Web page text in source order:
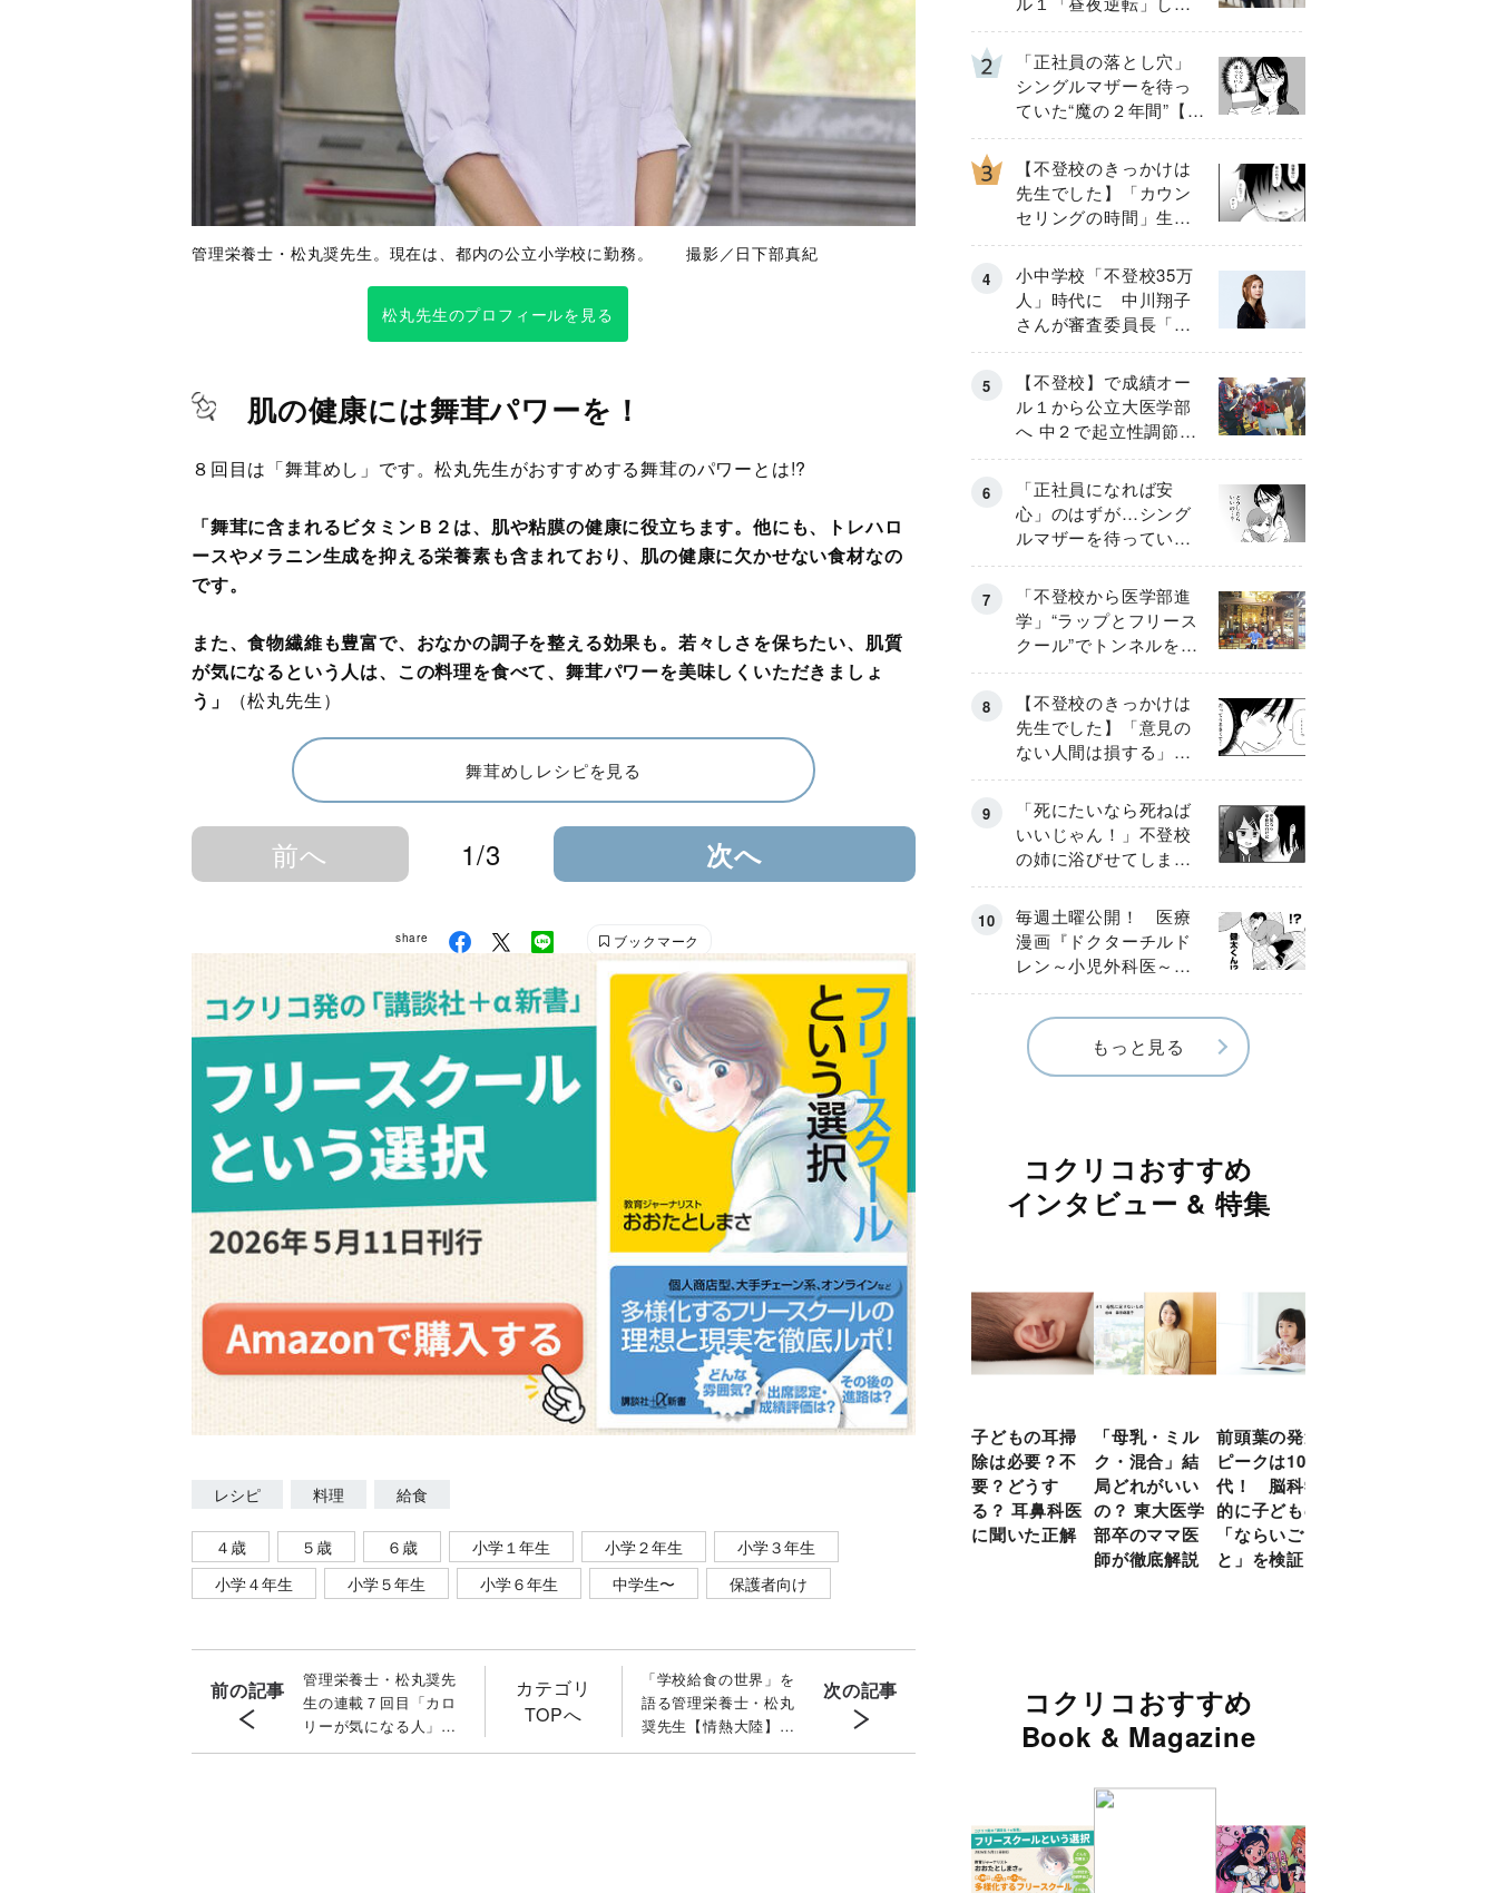
管理栄養士・松丸奨先生。現在は、都内の公立小学校に勤務。 撮影／日下部真紀
松丸先生のプロフィールを見る
肌の健康には舞茸パワーを！
８回目は「舞茸めし」です。松丸先生がおすすめする舞茸のパワーとは!?
「舞茸に含まれるビタミンＢ２は、肌や粘膜の健康に役立ちます。他にも、トレハロ
ースやメラニン生成を抑える栄養素も含まれており、肌の健康に欠かせない食材なの
です。
また、食物繊維も豊富で、おなかの調子を整える効果も。若々しさを保ちたい、肌質
が気になるという人は、この料理を食べて、舞茸パワーを美味しくいただきましょ
う」
（松丸先生）
舞茸めしレシピを見る
前へ 1/3 次へ
share ブックマーク
レシピ 料理 給食
４歳 ５歳 ６歳 小学１年生 小学２年生
小学３年生
小学４年生
小学５年生 小学６年生 中学生〜 保護者向け
前の記事
管理栄養士・松丸奨先
生の連載７回目「カロ
リーが気になる人」へ
向けたレシピ
カテゴリ
TOPへ
「学校給食の世界」を
語る管理栄養士・松丸
奨先生【情熱大陸】に
出演決定！ 「ウイン
次の記事
わが子を”夜遊び”に連れ
出した母の気づき
「正社員の落とし穴」
シングルマザーを待っ
ていた“魔の２年間”【後
編】
【不登校のきっかけは
先生でした】「カウン
セリングの時間」生徒
の情報をバラしたの
は…《第２話》
小中学校「不登校35万
人」時代に 中川翔子
さんが審査委員長「不
登校生動画甲子園
2026」が開催
【不登校】で成績オー
ル１から公立大医学部
へ 中２で起立性調節障
害「治るまで３年」の
診断 そのとき母は
「正社員になれば安
心」のはずが…シング
ルマザーを待ってい
た“魔の２年間”【前編】
「不登校から医学部進
学」“ラップとフリース
クール”でトンネルを脱
して高校受験へ〔元野
球少年の実話〕
【不登校のきっかけは
先生でした】「意見の
ない人間は損する」担
任の一言が苦しみに…
《第１話》
「死にたいなら死ねば
いいじゃん！」不登校
の姉に浴びせてしまっ
た言葉【番外編・後
編】
毎週土曜公開！ 医療
漫画『ドクターチルド
レン～小児外科医～』
【Episode.４】
もっと見る
コクリコおすすめ
インタビュー & 特集
子どもの耳掃
除は必要？不
要？どうす
る？ 耳鼻科医
に聞いた正解
「母乳・ミル
ク・混合」結
局どれがいい
の？ 東大医学
部卒のママ医
師が徹底解説
前頭葉の発達
ピークは10
代！ 脳科学
的に子どもの
「ならいご
と」を検証
コクリコおすすめ
Book & Magazine